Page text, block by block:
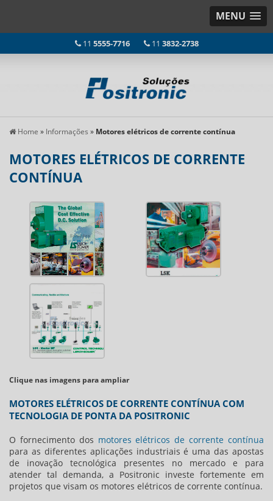
MENU
11 5555-7716 11 3832-2738
Home » Informações » Motores elétricos de corrente contínua
MOTORES ELÉTRICOS DE CORRENTE
CONTÍNUA
Clique nas imagens para ampliar
MOTORES ELÉTRICOS DE CORRENTE CONTÍNUA COM
TECNOLOGIA DE PONTA DA POSITRONIC
O fornecimento dos motores elétricos de corrente contínua
para as diferentes aplicações industriais é uma das apostas
de inovação tecnológica presentes no mercado e para
atender tal demanda, a Positronic investe fortemente em
projetos que visam os motores elétricos de corrente contínua.